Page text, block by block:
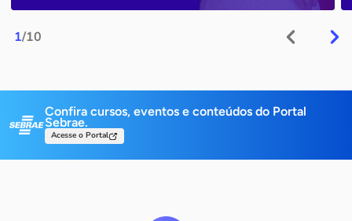
1/10
Confira cursos, eventos e conteúdos do Portal
Sebrae.
Acesse o Portal